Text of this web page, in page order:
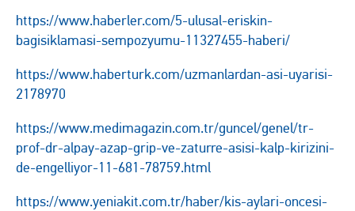
https://www.haberler.com/5-ulusal-eriskin-
bagisiklamasi-sempozyumu-11327455-haberi/
https://www.haberturk.com/uzmanlardan-asi-uyarisi-
2178970
https://www.medimagazin.com.tr/guncel/genel/tr-
prof-dr-alpay-azap-grip-ve-zaturre-asisi-kalp-kirizini-
de-engelliyor-11-681-78759.html
https://www.yeniakit.com.tr/haber/kis-aylari-oncesi-